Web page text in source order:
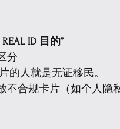
ID 目的”
分
的人就是无证移民。
不合规卡片（如个人隐